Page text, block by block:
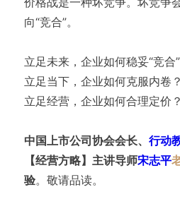
向“竞合”。
立足未来，企业如何稳妥“竞合
立足当下，企业如何克服内卷？
立足经营，企业如何合理定价？
中国上市公司协会会长、 行动
【经营方略】主讲导师宋志平
验。敬请品读。